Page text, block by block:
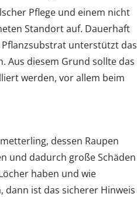
Pflege und einem nicht
Standort auf. Dauerhaft
unterstützt das
Aus diesem Grund sollte das
werden, vor allem beim
dessen Raupen
und dadurch große Schäden
haben und wie
dann ist das sicherer Hinweis